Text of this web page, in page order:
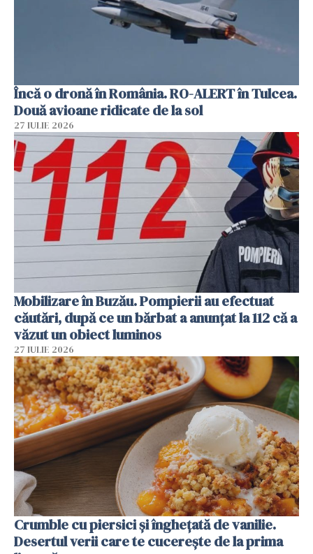
Încă o dronă în România. RO-ALERT în Tulcea.
Două avioane ridicate de la sol
27 IULIE 2026
Mobilizare în Buzău. Pompierii au efectuat
căutări, după ce un bărbat a anunțat la 112 că a
văzut un obiect luminos
27 IULIE 2026
Crumble cu piersici și înghețată de vanilie.
Desertul verii care te cucerește de la prima